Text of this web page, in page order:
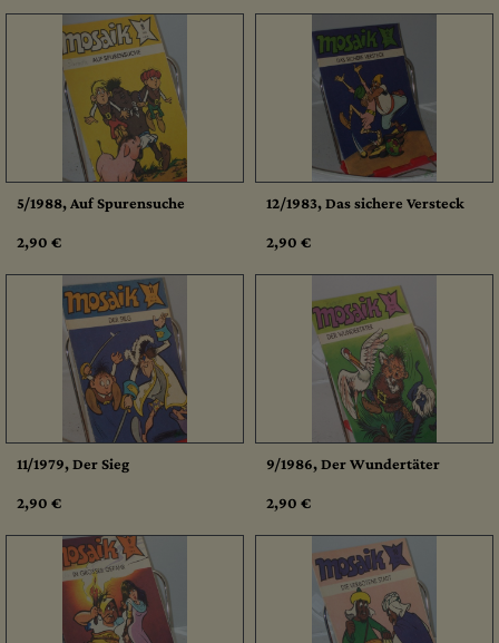
5/1988, Auf Spurensuche
2,90 €
12/1983, Das sichere Versteck
2,90 €
11/1979, Der Sieg
2,90 €
9/1986, Der Wundertäter
2,90 €